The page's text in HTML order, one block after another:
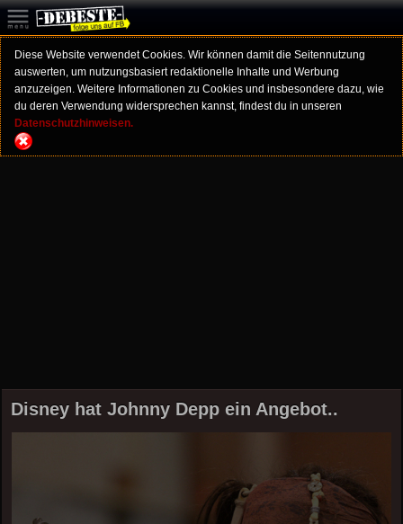
Diese Website verwendet Cookies. Wir können damit die Seitennutzung
auswerten, um nutzungsbasiert redaktionelle Inhalte und Werbung
anzuzeigen. Weitere Informationen zu Cookies und insbesondere dazu, wie
du deren Verwendung widersprechen kannst, findest du in unseren
Datenschutzhinweisen.
Disney hat Johnny Depp ein Angebot..